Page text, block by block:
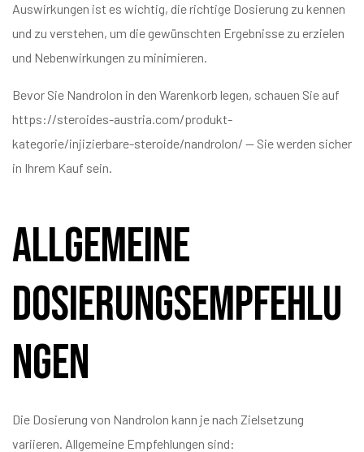
Auswirkungen ist es wichtig, die richtige Dosierung zu kennen
und zu verstehen, um die gewünschten Ergebnisse zu erzielen
und Nebenwirkungen zu minimieren.
Bevor Sie Nandrolon in den Warenkorb legen, schauen Sie auf
https://steroides-austria.com/produkt-
kategorie/injizierbare-steroide/nandrolon/ — Sie werden sicher
in Ihrem Kauf sein.
Allgemeine
Dosierungsempfehlu
ngen
Die Dosierung von Nandrolon kann je nach Zielsetzung
variieren. Allgemeine Empfehlungen sind: